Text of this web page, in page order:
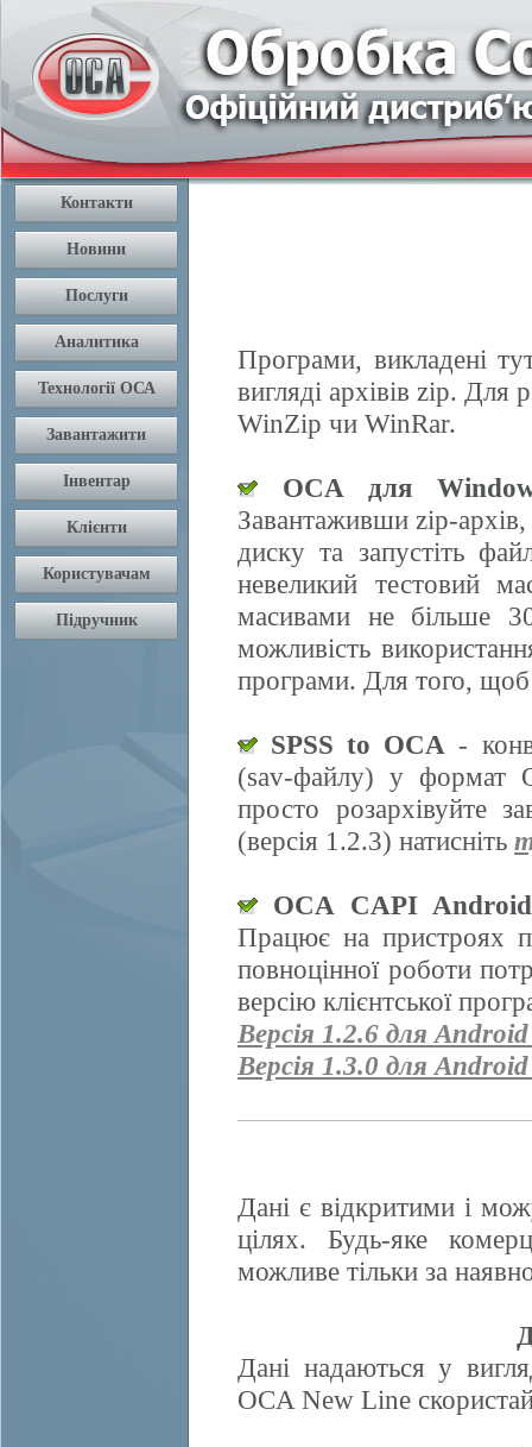
Програми, викладені
вигляді архівів zip. Для
WinZip чи WinRar.
OCA для
Завантаживши zip-
диску та запустіть
невеликий тестовий
масивами не більше
можливість
програми. Для того, щоб
SPSS to OCA -
(sav-файлу) у формат
просто розархівуйте
(версія 1.2.3) натисніть
OCA CAPI Android
Працює на пристроях
повноцінної роботи
версію клієнтської
Версія 1.2.6 для
Версія 1.3.0 для
Дані є відкритими і
цілях. Будь-яке
можливе тільки за
Дані надаються у
OCA New Line